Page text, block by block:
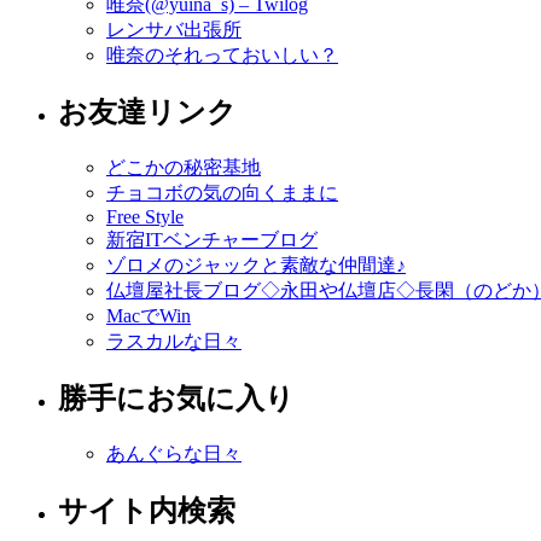
唯奈(@yuina_s) – Twilog
レンサバ出張所
唯奈のそれっておいしい？
お友達リンク
どこかの秘密基地
チョコボの気の向くままに
Free Style
新宿ITベンチャーブログ
ゾロメのジャックと素敵な仲間達♪
仏壇屋社長ブログ◇永田や仏壇店◇長閑（のどか
MacでWin
ラスカルな日々
勝手にお気に入り
あんぐらな日々
サイト内検索